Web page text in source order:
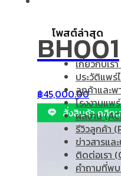
โพสต์ล่าสุด
เกี่ยวกับเร
ประวัติแพร่
ลูกค้าและพ
โรงงานแพ
ผลงาน
รีวิวลูกค้า
ข่าวสารแล
ติดต่อเรา
คำถามที่พ
BH001
฿45,000.00
สั่งสินค้า คลิก